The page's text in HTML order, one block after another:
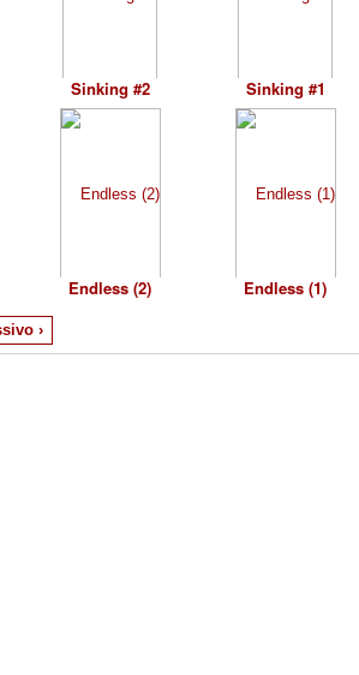
Sinking #2 Sinking #1
Endless (2) Endless (1)
›